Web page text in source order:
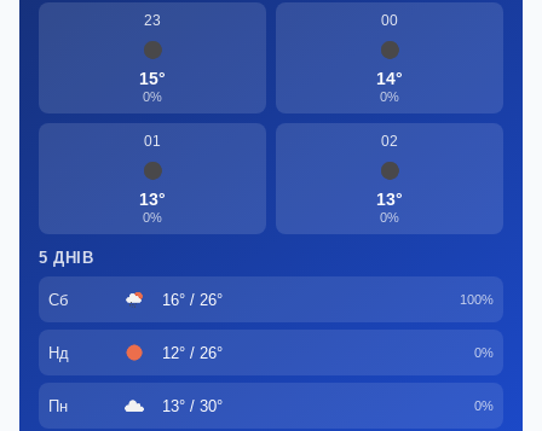
23
15°
0%
00
14°
0%
01
13°
0%
02
13°
0%
5 ДНІВ
Сб 16° / 26° 100%
Нд 12° / 26° 0%
Пн 13° / 30° 0%